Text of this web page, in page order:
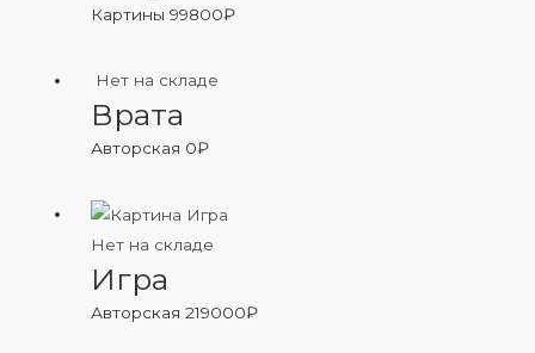
Картины99800₽
Нет на складе
Врата
Авторская 0₽
Нет на складе
Игра
Авторская219000₽